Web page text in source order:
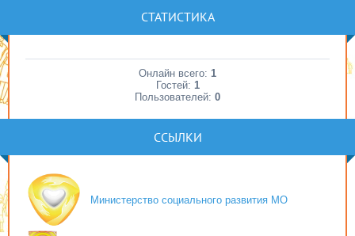
СТАТИСТИКА
Онлайн всего: 1
Гостей: 1
Пользователей: 0
ССЫЛКИ
Министерство социального развития МО